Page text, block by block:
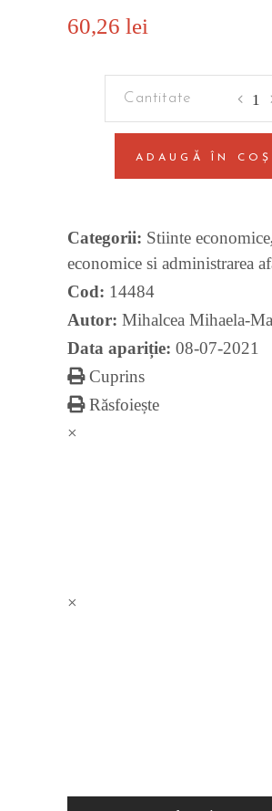
60,26 lei
asupra
quantity
ADAUGĂ ÎN COȘ
Categorii: Stiinte economice
economice si administrarea
Cod: 14484
Autor: Mihalcea Mihaela-
Data apariție: 08-07-2021
Cuprins
Răsfoiește
×
×